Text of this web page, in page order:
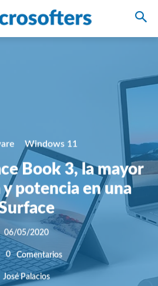
Windows 11
Book 3, la mayor
potencia en una
06/05/2020
0 Comentarios
José Palacios